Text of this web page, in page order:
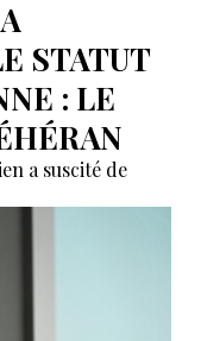
STATUT
: LE
a suscité de